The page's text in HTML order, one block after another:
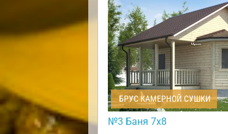
БРУС КАМЕРНОЙ СУШКИ
№3 Баня 7х8